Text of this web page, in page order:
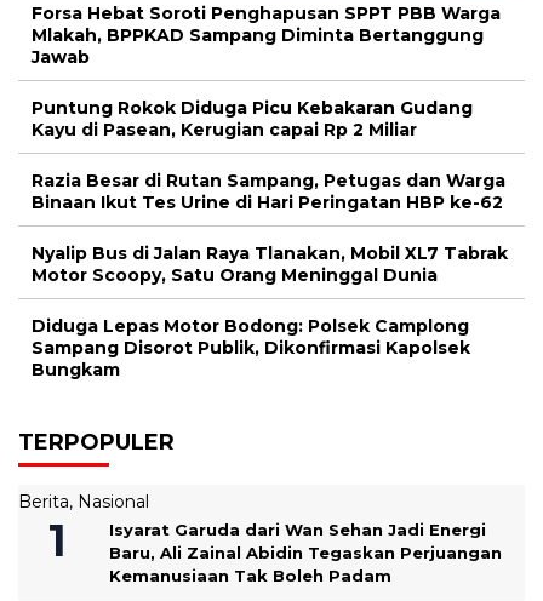
Forsa Hebat Soroti Penghapusan SPPT PBB Warga
Mlakah, BPPKAD Sampang Diminta Bertanggung
Jawab
Puntung Rokok Diduga Picu Kebakaran Gudang
Kayu di Pasean, Kerugian capai Rp 2 Miliar
Razia Besar di Rutan Sampang, Petugas dan Warga
Binaan Ikut Tes Urine di Hari Peringatan HBP ke-62
Nyalip Bus di Jalan Raya Tlanakan, Mobil XL7 Tabrak
Motor Scoopy, Satu Orang Meninggal Dunia
Diduga Lepas Motor Bodong: Polsek Camplong
Sampang Disorot Publik, Dikonfirmasi Kapolsek
Bungkam
TERPOPULER
Berita, Nasional
‎Isyarat Garuda dari Wan Sehan Jadi Energi
Baru, Ali Zainal Abidin Tegaskan Perjuangan
Kemanusiaan Tak Boleh Padam